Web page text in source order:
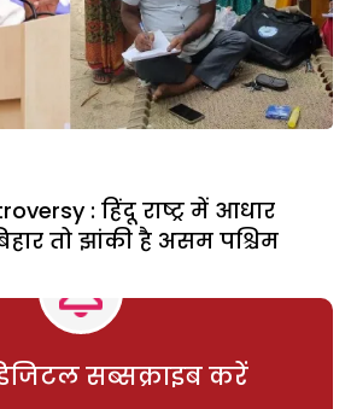
: हिंदू राष्ट्र में आधार
तो झांकी है असम पश्चिम
सब्सक्राइब करें